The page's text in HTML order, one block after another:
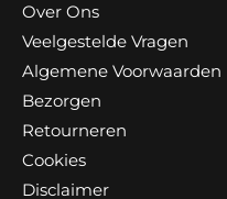
Over Ons
Veelgestelde Vragen
Algemene Voorwaarden
Bezorgen
Retourneren
Cookies
Disclaimer